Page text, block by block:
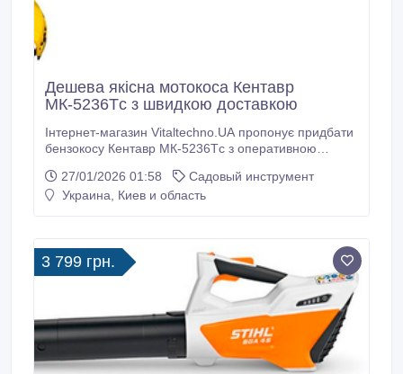
Дешева якісна мотокоса Кентавр
МК-5236Тc з швидкою доставкою
Інтернет-магазин Vitaltechno.UA пропонує придбати
бензокосу Кентавр МК-5236Тc з оперативною
МК-5236Тc: потужність 3.6 кінських сил (2.7 кВт), 2-х
тактний двигун OHV, ріжуча система волосінь або
27/01/2026 01:58
Садовый инструмент
Украина, Киев и область
3 799 грн.